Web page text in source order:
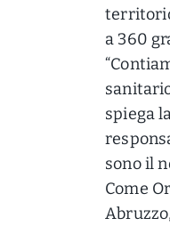
a 360
spiega
sono il
Come